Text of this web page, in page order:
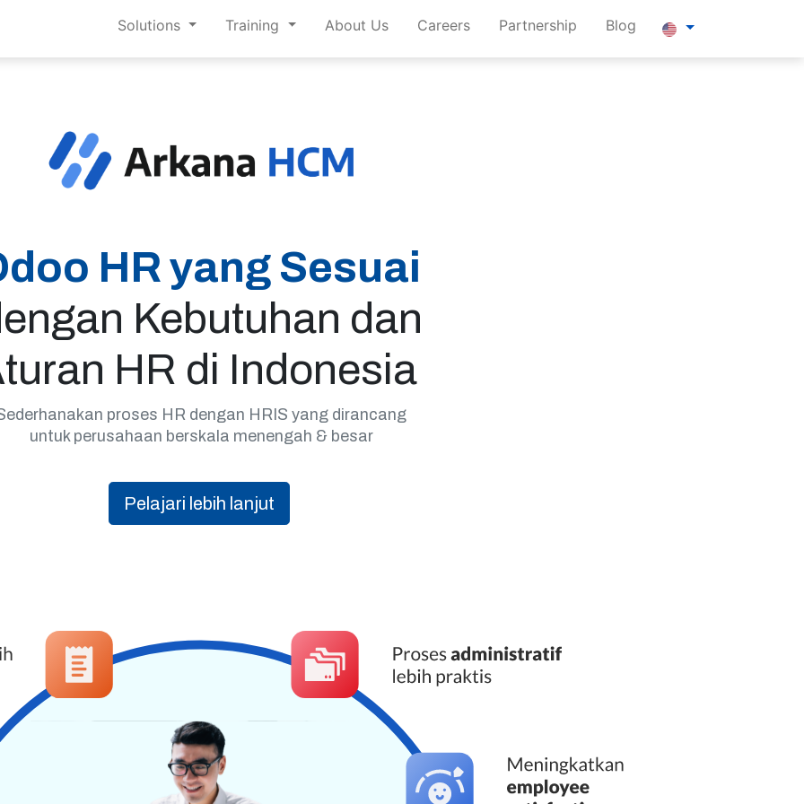
Solutions Training About Us Careers Partnership Blog
HR yang Sesuai
Kebutuhan dan
HR di Indonesia
proses HR dengan HRIS yang dirancang
untuk perusahaan berskala menengah & besar
Pelajari lebih lanjut
in Jakarta. Arkana is a team of
sales@arkana.co.id
+62 21-7834-1071(Office)
+62 812-3000-2326 (WhatsApp)​
Jl. Ampera Raya No.50A, Jakarta Selatan​